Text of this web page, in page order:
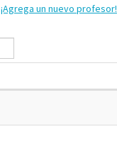
¡Agrega un nuevo profesor!